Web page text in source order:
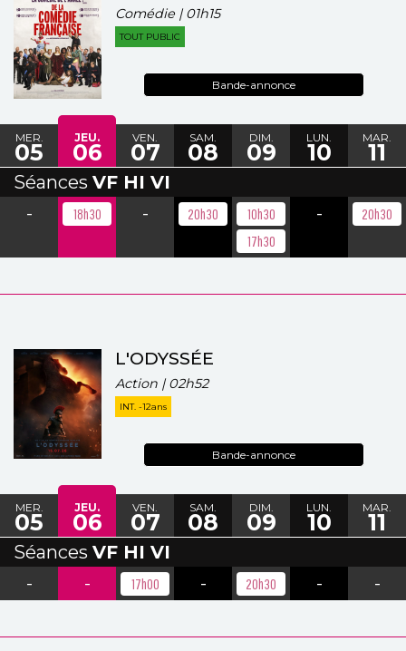
Comédie | 01h15
TOUT PUBLIC
Bande-annonce
MER.
05
JEU.
06
VEN.
07
SAM.
08
DIM.
09
LUN.
10
MAR.
11
Séances VF HI VI
-
18h30 - 20h30
10h30
17h30
- 20h30
L'ODYSSÉE
Action | 02h52
INT. -12ans
Bande-annonce
MER.
05
JEU.
06
VEN.
07
SAM.
08
DIM.
09
LUN.
10
MAR.
11
Séances VF HI VI
-
- 17h00 - 20h30 - -